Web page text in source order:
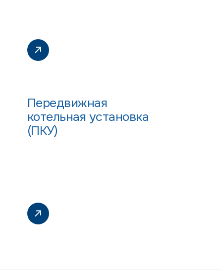
Передвижная
котельная установка
(ПКУ)